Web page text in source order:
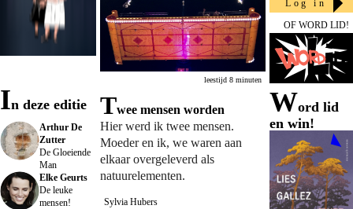
in deze editie
Arthur De
Zutter
De Gloeiende
Man
Elke Geurts
De leuke
mensen!
leestijd 8 minuten
Twee mensen worden
Hier werd ik twee mensen.
Moeder en ik, we waren aan
elkaar overgeleverd als
natuurelementen.
Sylvia Hubers
log in
OF WORD LID!
Word lid
en win!